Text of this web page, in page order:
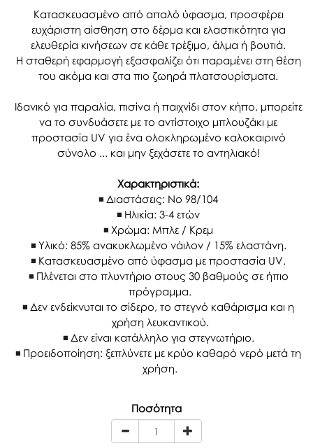
Κατασκευασμένο από απαλό ύφασμα, προσφέρει
ευχάριστη αίσθηση στο δέρμα και ελαστικότητα για
ελευθερία κινήσεων σε κάθε τρέξιμο, άλμα ή βουτιά.
Η σταθερή εφαρμογή εξασφαλίζει ότι παραμένει στη θέση
του ακόμα και στα πιο ζωηρά πλατσουρίσματα.
Ιδανικό για παραλία, πισίνα ή παιχνίδι στον κήπο, μπορείτε
να το συνδυάσετε με το αντίστοιχο μπλουζάκι με
προστασία UV για ένα ολοκληρωμένο καλοκαιρινό
σύνολο ... και μην ξεχάσετε το αντηλιακό!
Χαρακτηριστικά:
Διαστάσεις: Νο 98/104
Ηλικία: 3-4 ετών
Χρώμα: Μπλε / Κρεμ
Υλικό: 85% ανακυκλωμένο νάιλον / 15% ελαστάνη.
Κατασκευασμένο από ύφασμα με προστασία UV.
Πλένεται στο πλυντήριο στους 30 βαθμούς σε ήπιο
πρόγραμμα.
Δεν ενδείκνυται τo σίδερο, το στεγνό καθάρισμα και η
χρήση λευκαντικού.
Δεν είναι κατάλληλο για στεγνωτήριο.
Προειδοποίηση: ξεπλύνετε με κρύο καθαρό νερό μετά τη
χρήση.
Ποσότητα